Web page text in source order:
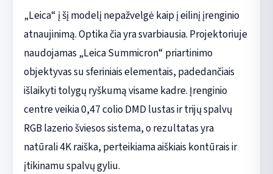
„Leica“ į šį modelį nepažvelgė kaip į eilinį įrenginio
atnaujinimą. Optika čia yra svarbiausia. Projektoriuje
naudojamas „Leica Summicron“ priartinimo
objektyvas su sferiniais elementais, padedančiais
išlaikyti tolygų ryškumą visame kadre. Įrenginio
centre veikia 0,47 colio DMD lustas ir trijų spalvų
RGB lazerio šviesos sistema, o rezultatas yra
natūrali 4K raiška, perteikiama aiškiais kontūrais ir
įtikinamu spalvų gyliu.